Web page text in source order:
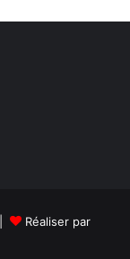
Réaliser par